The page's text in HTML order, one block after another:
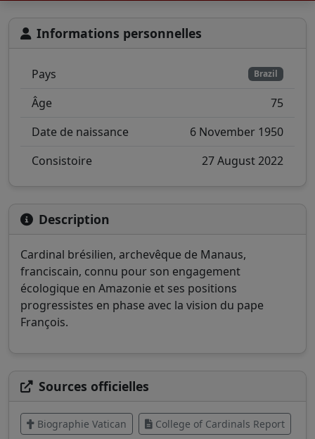
Informations personnelles
Pays Brazil
Âge
75
Date de naissance
6 November 1950
Consistoire
27 August 2022
Description
Cardinal brésilien, archevêque de Manaus,
franciscain, connu pour son engagement
écologique en Amazonie et ses positions
progressistes en phase avec la vision du pape
François.
Sources officielles
Biographie Vatican College of Cardinals Report